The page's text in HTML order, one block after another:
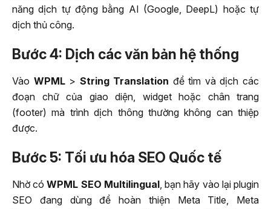
năng dịch tự động bằng AI (Google, DeepL) hoặc tự
dịch thủ công.
Bước 4: Dịch các văn bản hệ thống
Vào WPML> String Translation để tìm và dịch các
đoạn chữ của giao diện, widget hoặc chân trang
(footer) mà trình dịch thông thường không can thiệp
được.
Bước 5: Tối ưu hóa SEO Quốc tế
Nhờ cóWPML SEO Multilingual, bạn hãy vào lại plugin
SEO đang dùng để hoàn thiện Meta Title, Meta